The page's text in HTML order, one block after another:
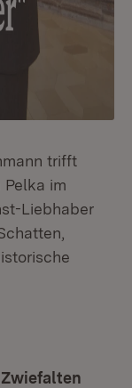
trifft
Pelka im
Liebhaber